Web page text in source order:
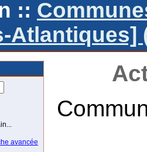
::
Atlantiques]
avancée